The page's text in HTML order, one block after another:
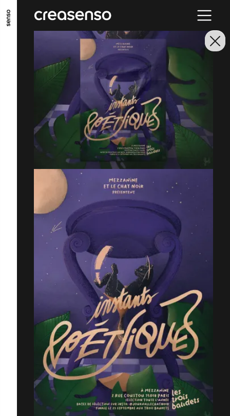
ALLER AU CONTENU PRINCIPAL
ALLER AU MENU PRINCIPAL
ALLER EN BAS DE PAGE